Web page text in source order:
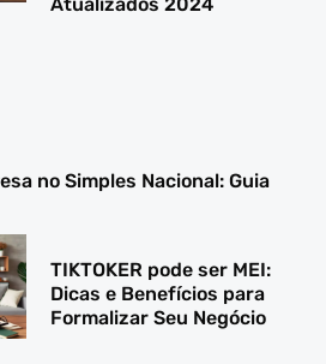
no Simples Nacional: Guia
TIKTOKER pode ser MEI:
Dicas e Benefícios para
Formalizar Seu Negócio